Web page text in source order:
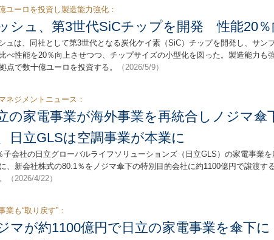
ユーロを投資し製造能力強化：
シュ、第3世代SiCチップを開発 性能20％
ュは、同社として第3世代となる炭化ケイ素（SiC）チップを開発し、サン
べ性能を20％向上させつつ、チップサイズの小型化を図った。製造能力も強
点で数十億ユーロを投資する。
（2026/5/9）
ネジメントニュース：
の家電事業が海外事業を再統合しノジマ傘
日立GLSは空調事業が本業に
子会社の日立グローバルライフソリューションズ（日立GLS）の家電事業を
、新会社株式の80.1％をノジマ傘下の特別目的会社に約1100億円で譲渡す
（2026/4/22）
業も“取り戻す”：
マが約1100億円で日立の家電事業を傘下